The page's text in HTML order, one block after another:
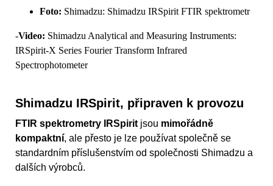
Foto: Shimadzu: Shimadzu IRSpirit FTIR spektrometr
-Video: Shimadzu Analytical and Measuring Instruments:
IRSpirit-X Series Fourier Transform Infrared
Spectrophotometer
Shimadzu IRSpirit, připraven k provozu
FTIR spektrometry IRSpirit jsou mimořádně
kompaktní, ale přesto je lze používat společně se
standardním příslušenstvím od společnosti Shimadzu a
dalších výrobců.